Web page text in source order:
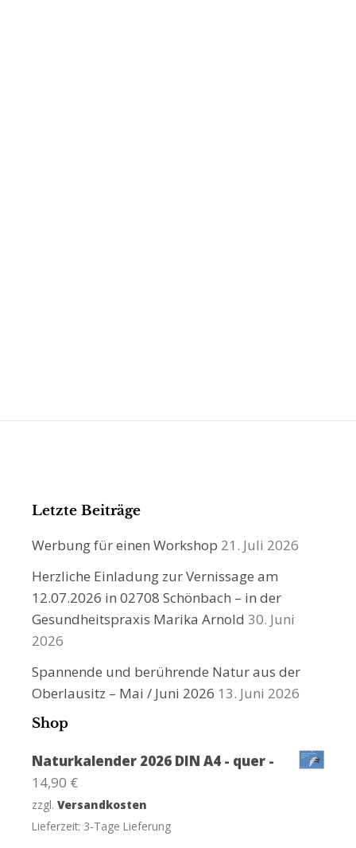
Letzte Beiträge
Werbung für einen Workshop 21. Juli 2026
Herzliche Einladung zur Vernissage am
12.07.2026 in 02708 Schönbach – in der
Gesundheitspraxis Marika Arnold 30. Juni
2026
Spannende und berührende Natur aus der
Oberlausitz – Mai / Juni 2026 13. Juni 2026
Shop
Naturkalender 2026 DIN A4 - quer -
14,90 €
zzgl. Versandkosten
Lieferzeit: 3-Tage Lieferung